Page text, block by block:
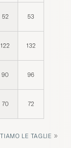
52 53
122 132
90 96
70 72
LE TAGLIE »